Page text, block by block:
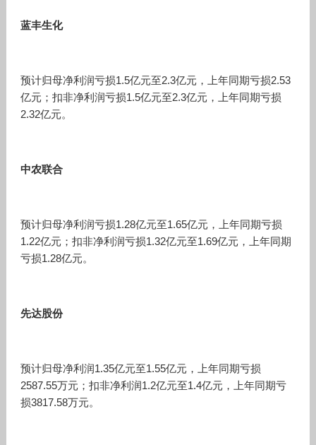
蓝丰生化
预计归母净利润亏损1.5亿元至2.3亿元，上年同期亏损2.53
亿元；扣非净利润亏损1.5亿元至2.3亿元，上年同期亏损
2.32亿元。
中农联合
预计归母净利润亏损1.28亿元至1.65亿元，上年同期亏损
1.22亿元；扣非净利润亏损1.32亿元至1.69亿元，上年同期
亏损1.28亿元。
先达股份
预计归母净利润1.35亿元至1.55亿元，上年同期亏损
2587.55万元；扣非净利润1.2亿元至1.4亿元，上年同期亏
损3817.58万元。